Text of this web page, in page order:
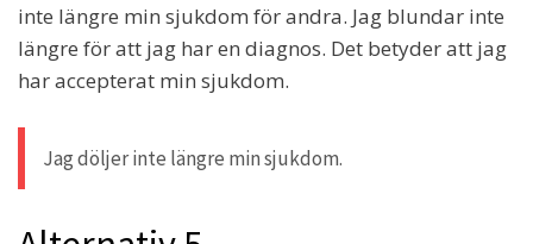
inte längre min sjukdom för andra. Jag blundar inte
längre för att jag har en diagnos. Det betyder att jag
har accepterat min sjukdom.
Jag döljer inte längre min sjukdom.